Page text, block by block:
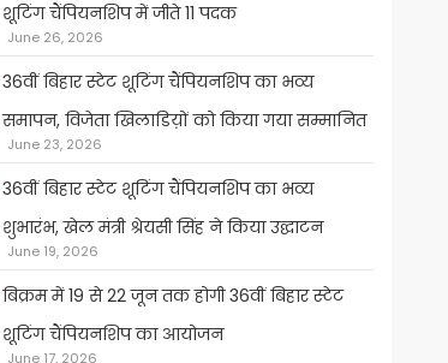
शूटिंग चैंपियनशिप में जीते 11 पदक
June 26, 2026
36वीं बिहार स्टेट शूटिंग चैंपियनशिप का भव्य
समापन, विजेता खिलाडिय़ों को किया गया सम्मानित
June 23, 2026
36वीं बिहार स्टेट शूटिंग चैंपियनशिप का भव्य
शुभारंभ, खेल मंत्री श्रेयसी सिंह ने किया उद्घाटन
June 19, 2026
बिक्रम में 19 से 22 जून तक होगी 36वीं बिहार स्टेट
शूटिंग चैंपियनशिप का आयोजन
June 17, 2026